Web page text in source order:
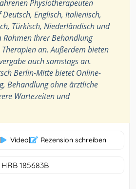
Physiotherapeuten
Englisch, Italienisch,
Türkisch, Niederländisch und
Ihrer Behandlung
an. Außerdem bieten
auch samstags an.
Berlin-Mitte bietet Online-
Behandlung ohne ärztliche
Wartezeiten und
Video| Rezension schreiben
185683B